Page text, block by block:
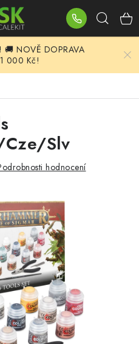
🚚 NOVĚ DOPRAVA
000 Kč!
Slv
hodnocení